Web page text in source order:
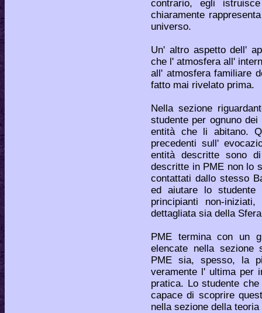
contrario, egli
chiaramente
universo.
Un' altro aspetto dell'
che l' atmosfera all'
all' atmosfera familiare
fatto mai rivelato prima.
Nella sezione
studente per ognuno
entità che li abitano.
precedenti sull'
entità descritte sono
descritte in PME non lo
contattati dallo stesso
ed aiutare lo studente
principianti non-
dettagliata sia della
PME termina con un
elencate nella sezione
PME sia, spesso, la
veramente l' ultima per
pratica. Lo studente
capace di scoprire
nella sezione della